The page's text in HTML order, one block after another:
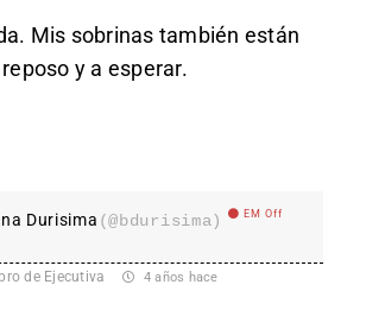
Mis sobrinas también están
y a esperar.
Durisima (@bdurisima) EM Off
de Ejecutiva 4 años hace